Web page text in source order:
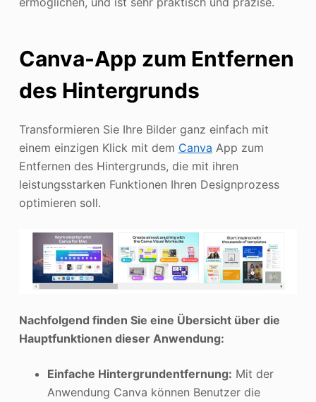
Canva-App zum Entfernen
des Hintergrunds
Transformieren Sie Ihre Bilder ganz einfach mit
einem einzigen Klick mit dem Canva App zum
Entfernen des Hintergrunds, die mit ihren
leistungsstarken Funktionen Ihren Designprozess
optimieren soll.
Nachfolgend finden Sie eine Übersicht über die
Hauptfunktionen dieser Anwendung:
Einfache Hintergrundentfernung: Mit der
Anwendung Canva können Benutzer die